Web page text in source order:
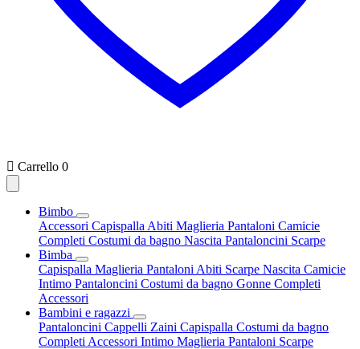
 Carrello 0
Bimbo
Accessori Capispalla Abiti Maglieria Pantaloni Camicie
Completi Costumi da bagno Nascita Pantaloncini Scarpe
Bimba
Capispalla Maglieria Pantaloni Abiti Scarpe Nascita Camicie
Intimo Pantaloncini Costumi da bagno Gonne Completi
Accessori
Bambini e ragazzi
Pantaloncini Cappelli Zaini Capispalla Costumi da bagno
Completi Accessori Intimo Maglieria Pantaloni Scarpe